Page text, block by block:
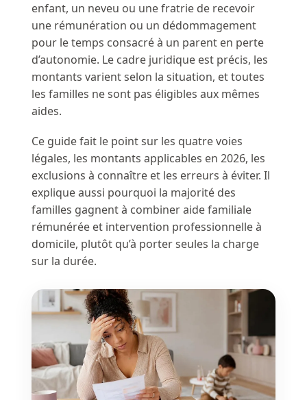
enfant, un neveu ou une fratrie de recevoir
une rémunération ou un dédommagement
pour le temps consacré à un parent en perte
d’autonomie. Le cadre juridique est précis, les
montants varient selon la situation, et toutes
les familles ne sont pas éligibles aux mêmes
aides.
Ce guide fait le point sur les quatre voies
légales, les montants applicables en 2026, les
exclusions à connaître et les erreurs à éviter. Il
explique aussi pourquoi la majorité des
familles gagnent à combiner aide familiale
rémunérée et intervention professionnelle à
domicile, plutôt qu’à porter seules la charge
sur la durée.